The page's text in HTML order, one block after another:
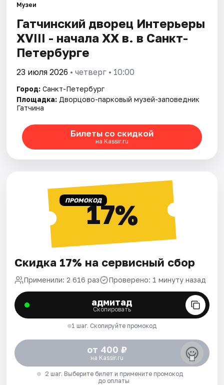
Города
Площадки
Артисты
Рейтинги
Музеи
Гатчинский дворец Интерьеры
ХVIII - начала ХХ в. в Санкт-
Петербурге
23 июля 2026 • четверг • 10:00
Город: Санкт-Петербург
Площадка: Дворцово-парковый музей-заповедник
Гатчина
Билеты со скидкой
на Kassir.ru
ПРОМОКОД17%
Скидка 17% на сервисный сбор
Применили: 2 616 раз Проверено: 1 минуту назад
адмитад
Скопировать
1 шаг. Скопируйте промокод
от 400 ₽
на Kassir.ru
2 шаг. Выберите билет и примените промокод
до оплаты